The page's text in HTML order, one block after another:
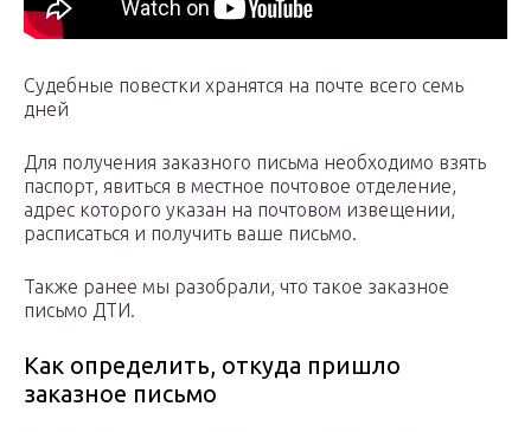
Судебные повестки хранятся на почте всего семь
дней
Для получения заказного письма необходимо взять
паспорт, явиться в местное почтовое отделение,
адрес которого указан на почтовом извещении,
расписаться и получить ваше письмо.
Также ранее мы разобрали, что такое заказное
письмо ДТИ.
Как определить, откуда пришло
заказное письмо